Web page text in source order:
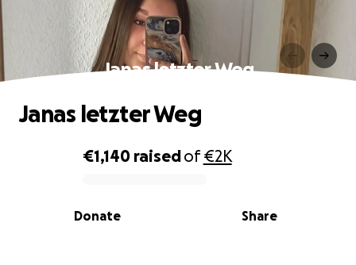
Janas letzter Weg
0% complete
€1,140 raisedof€2K
Share
Donate
Janas letzter Weg